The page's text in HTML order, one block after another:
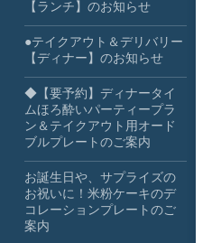
【ランチ】のお知らせ
●テイクアウト＆デリバリー
【ディナー】のお知らせ
◆【要予約】ディナータイ
ムほろ酔いパーティープラ
ン＆テイクアウト用オード
ブルプレートのご案内
お誕生日や、サプライズの
お祝いに！米粉ケーキのデ
コレーションプレートのご
案内